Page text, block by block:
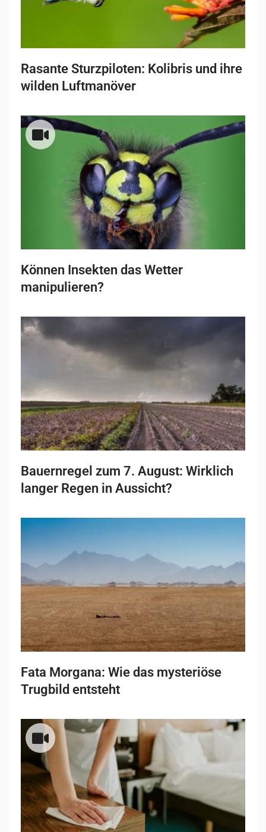
Rasante Sturzpiloten: Kolibris und ihre
wilden Luftmanöver
Können Insekten das Wetter
manipulieren?
Bauernregel zum 7. August: Wirklich
langer Regen in Aussicht?
Fata Morgana: Wie das mysteriöse
Trugbild entsteht